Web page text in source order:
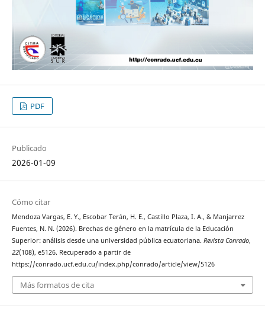
PDF
Publicado
2026-01-09
Cómo citar
Mendoza Vargas, E. Y., Escobar Terán, H. E., Castillo Plaza, I. A., & Manjarrez
Fuentes, N. N. (2026). Brechas de género en la matrícula de la Educación
Superior: análisis desde una universidad pública ecuatoriana. Revista Conrado,
22(108), e5126. Recuperado a partir de
https://conrado.ucf.edu.cu/index.php/conrado/article/view/5126
Más formatos de cita